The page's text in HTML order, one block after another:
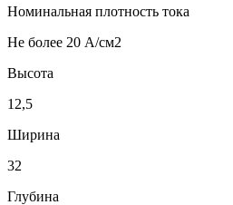
Номинальная плотность тока
Не более 20 А/см2
Высота
12,5
Ширина
32
Глубина